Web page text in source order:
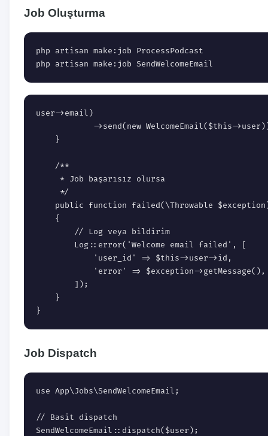
Job Oluşturma
php artisan make:job ProcessPodcast
php artisan make:job SendWelcomeEmail
user->email)
->send(new WelcomeEmail($this-
    }
    /**
     * Job başarısız olursa
     */
public function failed(\Throwable
    {
        // Log veya bildirim
        Log::error('Welcome email failed', [
            'user_id' => $this->user->id,
            'error' => $exception->getMessage(),
        ]);
    }
}
Job Dispatch
use App\Jobs\SendWelcomeEmail;
// Basit dispatch
SendWelcomeEmail::dispatch($user);